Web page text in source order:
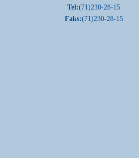
Tel:(71)230-28-15
Faks:(71)230-28-15